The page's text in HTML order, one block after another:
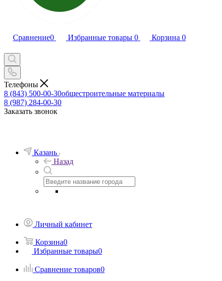
Сравнение0 Избранные товары 0 Корзина 0
Телефоны
8 (843) 500-00-30общестроительные материалы
8 (987) 284-00-30
Заказать звонок
Казань
Назад
Личный кабинет
Корзина0
Избранные товары0
Сравнение товаров0